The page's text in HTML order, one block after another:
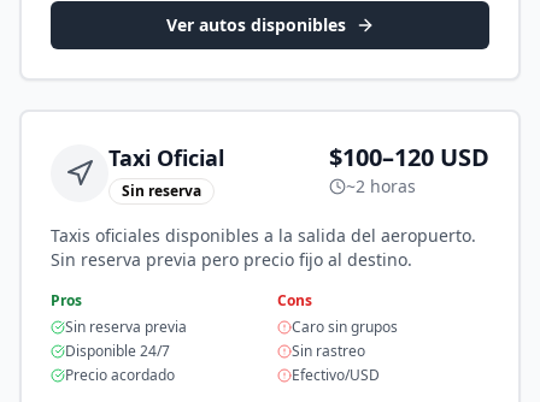
Ver autos disponibles
Taxi Oficial
Sin reserva
$100–120 USD
~2 horas
Taxis oficiales disponibles a la salida del aeropuerto.
Sin reserva previa pero precio fijo al destino.
Pros
Sin reserva previa
Disponible 24/7
Precio acordado
Cons
Caro sin grupos
Sin rastreo
Efectivo/USD